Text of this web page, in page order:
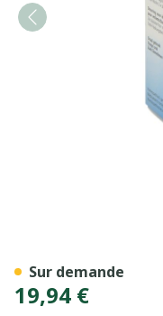
19,94 €
Sur demande